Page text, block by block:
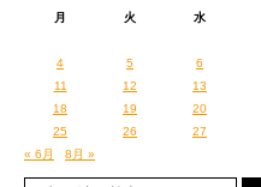
月 火 水
4
5 6
11
12 13
18
19 20
25
26 27
« 6月
8月 »